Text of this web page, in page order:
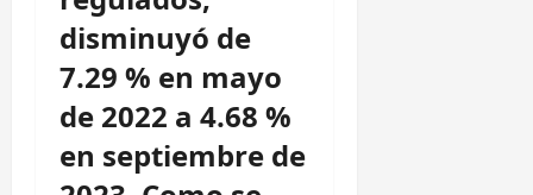
disminuyó de
7.29 % en mayo
de 2022 a 4.68 %
en septiembre de